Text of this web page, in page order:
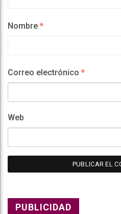
Nombre *
Correo electrónico *
Web
PUBLICIDAD